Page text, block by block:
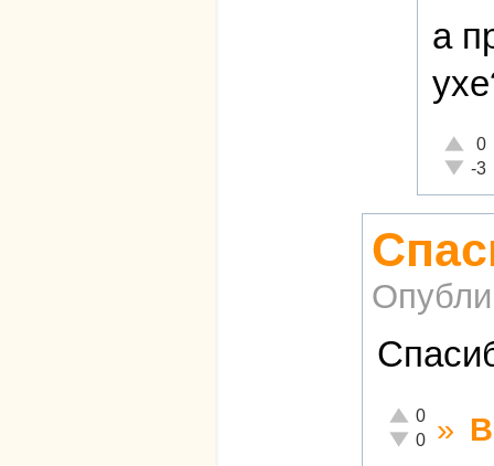
а
0
-3
Отлично!
0
Неадекватно!
0 »